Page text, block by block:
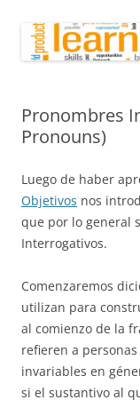
Pronombres
Pronouns)
Luego de haber
Objetivos nos
que por lo general
Interrogativos.
Comenzaremos
utilizan para
al comienzo de la
refieren a
invariables en
si el sustantivo al